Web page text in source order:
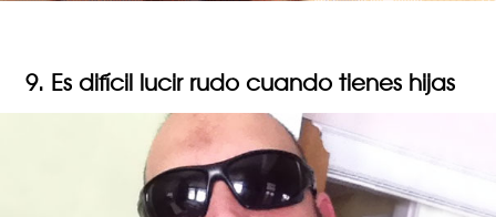
9. Es difícil lucir rudo cuando tienes hijas